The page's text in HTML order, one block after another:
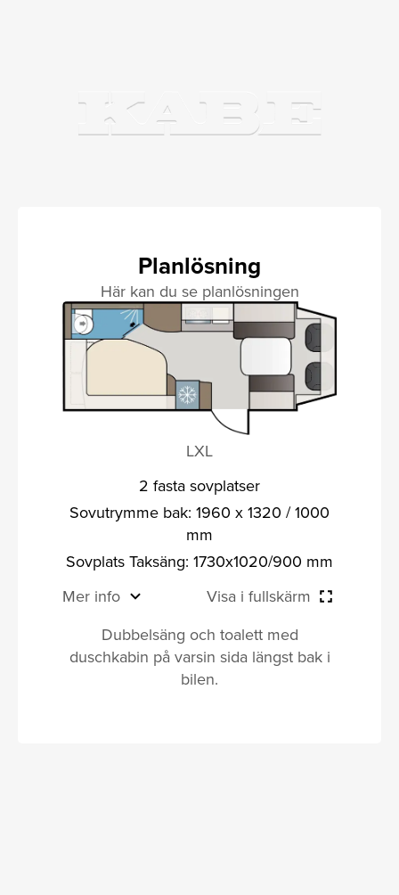
Planlösning
Här kan du se planlösningen
LXL
2 fasta sovplatser
Sovutrymme bak: 1960 x 1320 / 1000
mm
Sovplats Taksäng: 1730x1020/900 mm
Mer info
Visa i fullskärm
Dubbelsäng och toalett med
duschkabin på varsin sida längst bak i
bilen.